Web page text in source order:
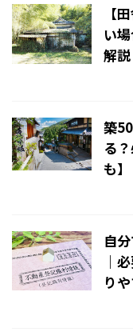
【
い
解説
築
る
も】
自
｜
り